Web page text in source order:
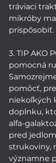
tráviaci
mikróby
prispôsobiť.
3. TIP AKO
pomocná
pomôcť,
niekoľkých
doplnku,
alfa-
pred
strukoviny,
významne